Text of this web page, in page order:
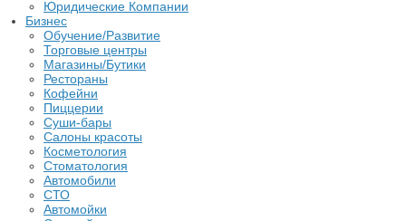
Юридические Компании
Бизнес
Обучение/Развитие
Торговые центры
Магазины/Бутики
Рестораны
Кофейни
Пиццерии
Суши-бары
Салоны красоты
Косметология
Стоматология
Автомобили
СТО
Автомойки